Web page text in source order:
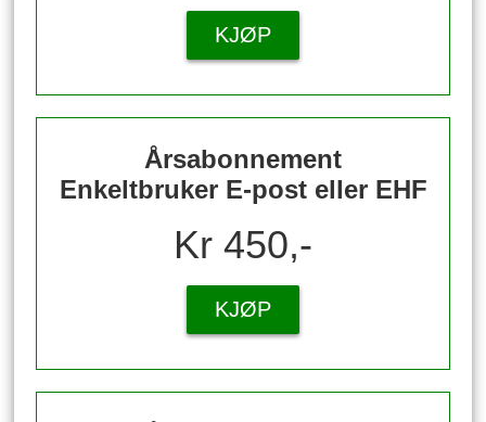
KJØP
Årsabonnement
Enkeltbruker E-post eller EHF
Kr 450,-
KJØP